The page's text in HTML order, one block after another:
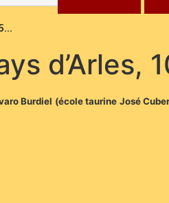
d’Arles,
Burdiel (école taurine José